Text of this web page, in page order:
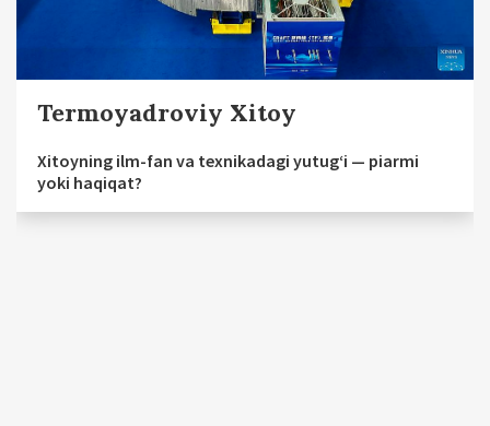
Termoyadroviy Xitoy
Xitoyning ilm-fan va texnikadagi yutug‘i — piarmi
yoki haqiqat?